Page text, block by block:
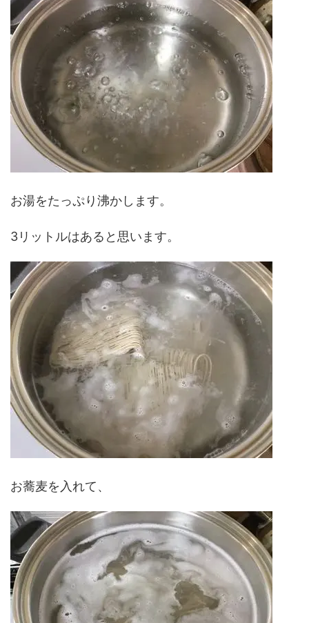
お湯をたっぷり沸かします。
3リットルはあると思います。
お蕎麦を入れて、